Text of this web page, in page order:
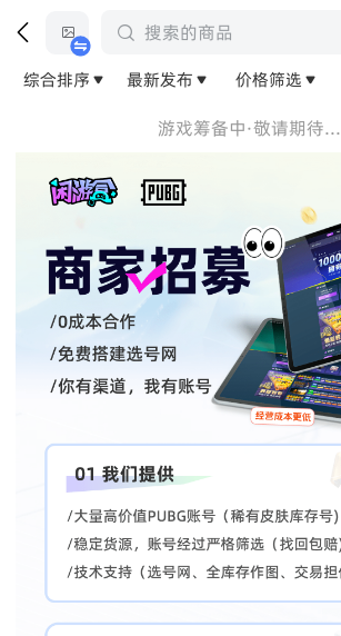
   搜索的商品
综合排序  最新发布  价格筛选 
游戏筹备中·敬请期待...